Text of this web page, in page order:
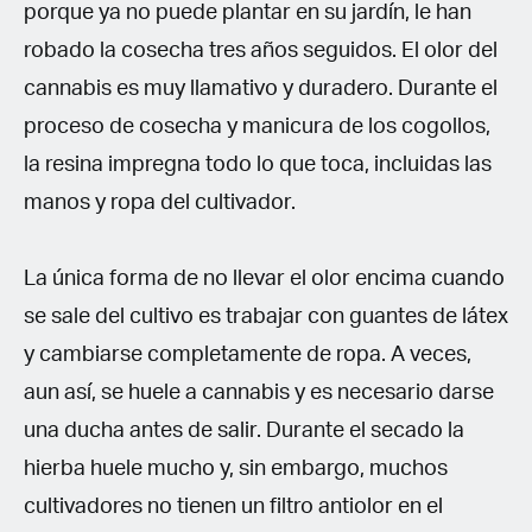
porque ya no puede plantar en su jardín, le han
robado la cosecha tres años seguidos. El olor del
cannabis es muy llamativo y duradero. Durante el
proceso de cosecha y manicura de los cogollos,
la resina impregna todo lo que toca, incluidas las
manos y ropa del cultivador.
La única forma de no llevar el olor encima cuando
se sale del cultivo es trabajar con guantes de látex
y cambiarse completamente de ropa. A veces,
aun así, se huele a cannabis y es necesario darse
una ducha antes de salir. Durante el secado la
hierba huele mucho y, sin embargo, muchos
cultivadores no tienen un filtro antiolor en el